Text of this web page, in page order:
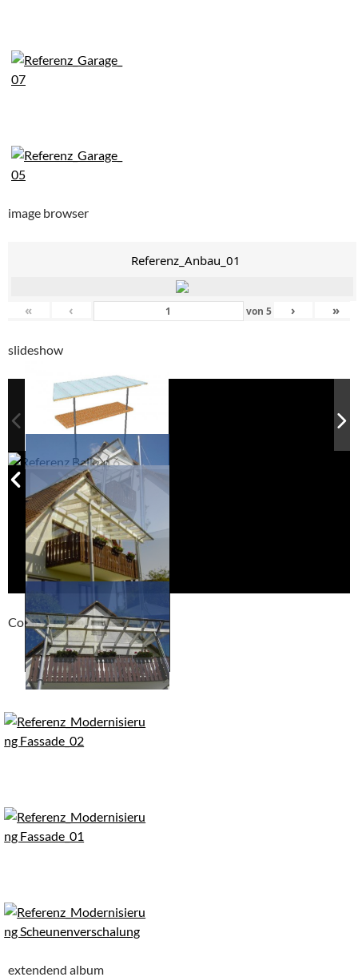
image browser
Referenz_Anbau_01
« ‹ von 5 › »
slideshow
Compackt album
extendend album